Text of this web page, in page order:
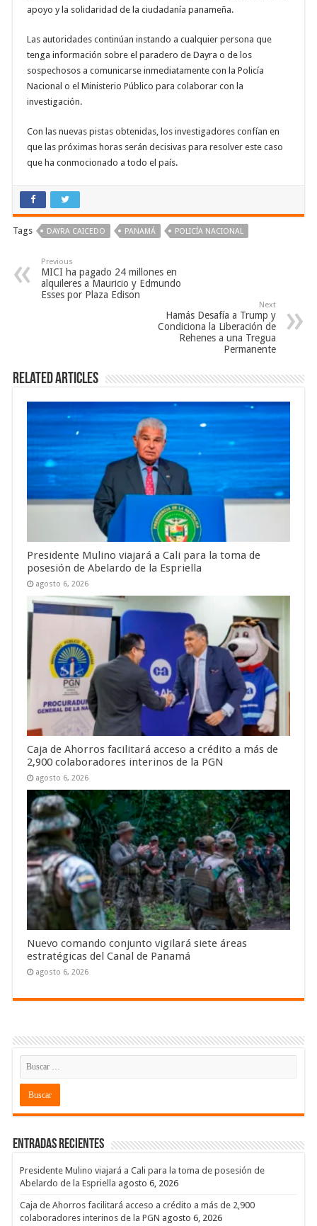
apoyo y la solidaridad de la ciudadanía panameña.
Las autoridades continúan instando a cualquier persona que
tenga información sobre el paradero de Dayra o de los
sospechosos a comunicarse inmediatamente con la Policía
Nacional o el Ministerio Público para colaborar con la
investigación.
Con las nuevas pistas obtenidas, los investigadores confían en
que las próximas horas serán decisivas para resolver este caso
que ha conmocionado a todo el país.
Tags DAYRA CAICEDO PANAMÁ POLICÍA NACIONAL
Previous
MICI ha pagado 24 millones en
alquileres a Mauricio y Edmundo
Esses por Plaza Edison
Next
Hamás Desafía a Trump y
Condiciona la Liberación de
Rehenes a una Tregua
Permanente
Related Articles
Presidente Mulino viajará a Cali para la toma de
posesión de Abelardo de la Espriella
agosto 6, 2026
Caja de Ahorros facilitará acceso a crédito a más de
2,900 colaboradores interinos de la PGN
agosto 6, 2026
Nuevo comando conjunto vigilará siete áreas
estratégicas del Canal de Panamá
agosto 6, 2026
Entradas recientes
Presidente Mulino viajará a Cali para la toma de posesión de
Abelardo de la Espriella agosto 6, 2026
Caja de Ahorros facilitará acceso a crédito a más de 2,900
colaboradores interinos de la PGN agosto 6, 2026